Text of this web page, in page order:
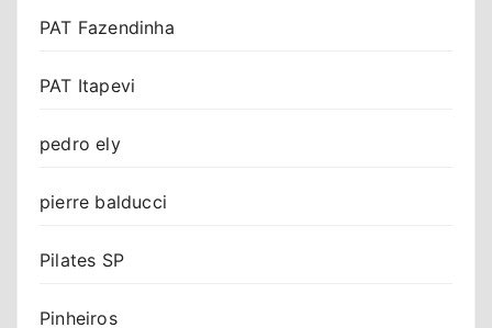
PAT Fazendinha
PAT Itapevi
pedro ely
pierre balducci
Pilates SP
Pinheiros